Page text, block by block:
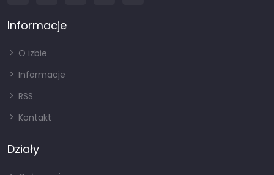
Informacje
O izbie
Informacje
RSS
Kontakt
Działy